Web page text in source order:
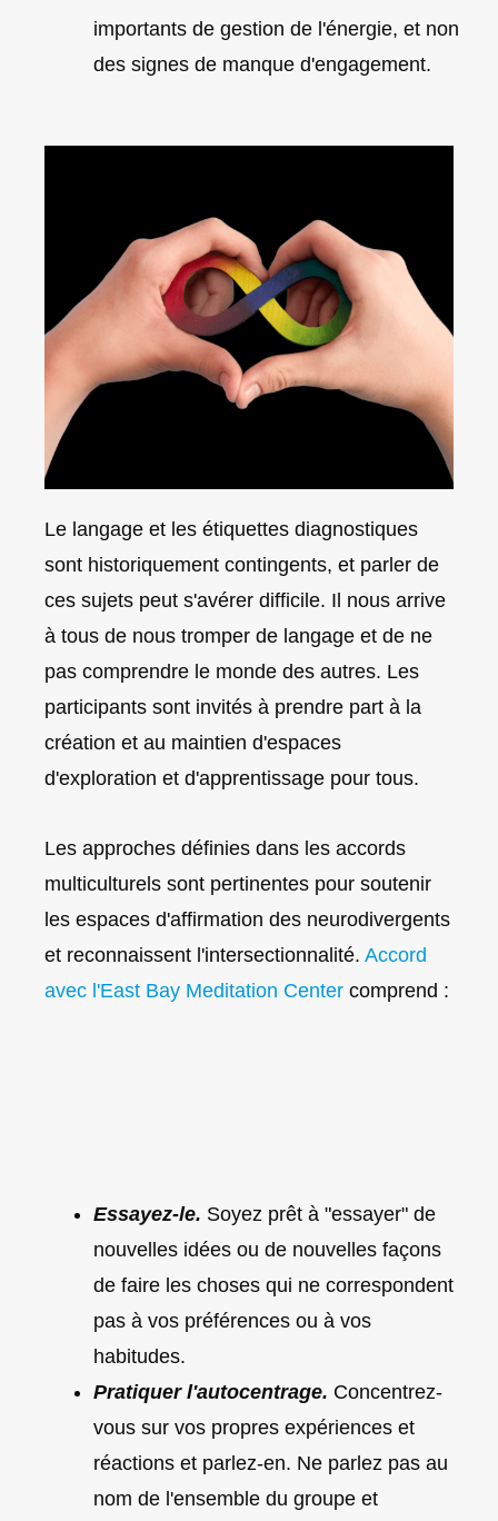
importants de gestion de l'énergie, et non
des signes de manque d'engagement.
Le langage et les étiquettes diagnostiques
sont historiquement contingents, et parler de
ces sujets peut s'avérer difficile. Il nous arrive
à tous de nous tromper de langage et de ne
pas comprendre le monde des autres. Les
participants sont invités à prendre part à la
création et au maintien d'espaces
d'exploration et d'apprentissage pour tous.
Les approches définies dans les accords
multiculturels sont pertinentes pour soutenir
les espaces d'affirmation des neurodivergents
et reconnaissent l'intersectionnalité. Accord
avec l'East Bay Meditation Center comprend :
Essayez-le. Soyez prêt à "essayer" de
nouvelles idées ou de nouvelles façons
de faire les choses qui ne correspondent
pas à vos préférences ou à vos
habitudes.
Pratiquer l'autocentrage. Concentrez-
vous sur vos propres expériences et
réactions et parlez-en. Ne parlez pas au
nom de l'ensemble du groupe et